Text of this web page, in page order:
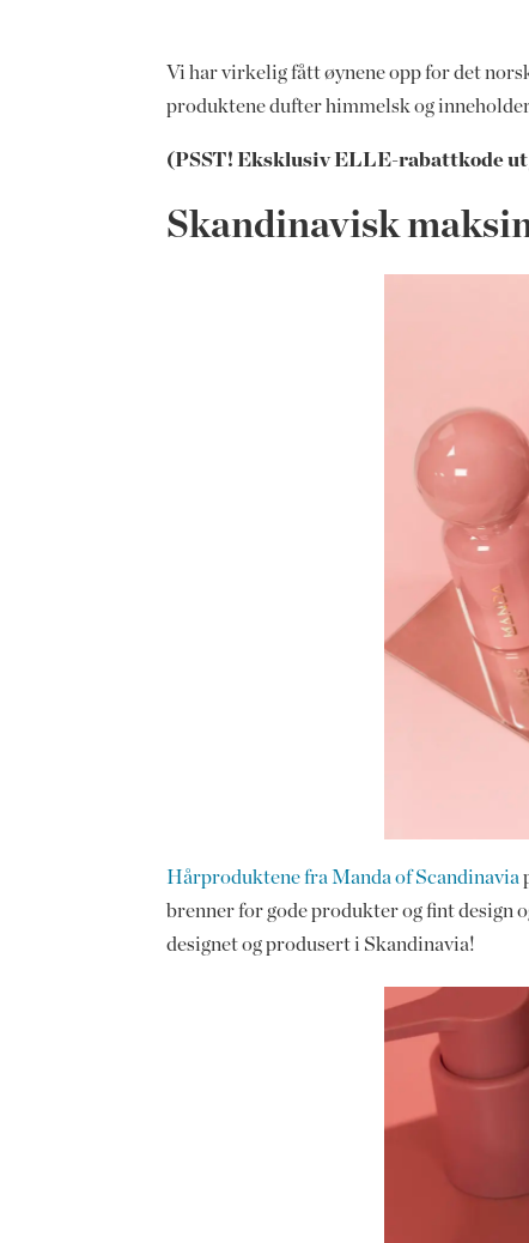
Vi har virkelig fått øynene opp for det
produktene dufter himmelsk og
(PSST! Eksklusiv ELLE-rabattkode
Skandinavisk
Hårproduktene fra Manda of Scandinavia
brenner for gode produkter og fint design
designet og produsert i Skandinavia!